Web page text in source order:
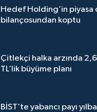
Hedef Holding’in piyasa
bilançosundan koptu
Çitlekçi halka arzında
TL’lik büyüme planı
BİST’te yabancı payı